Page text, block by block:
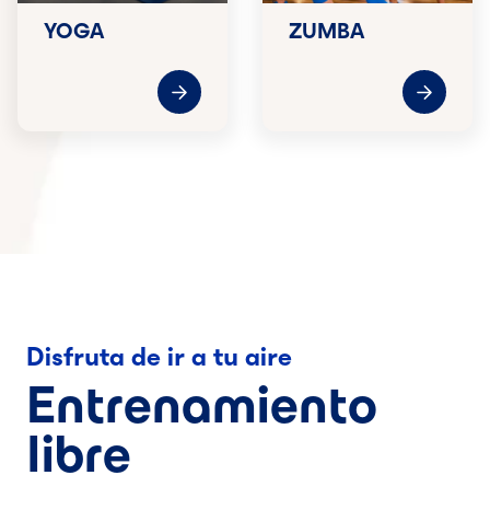
YOGA ZUMBA
Disfruta de ir a tu aire
Entrenamiento
libre